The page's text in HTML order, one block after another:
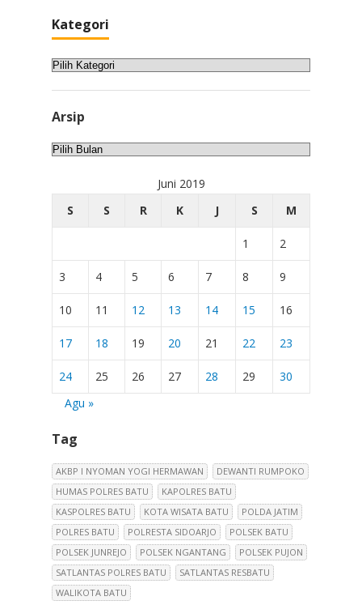
Kategori
Kategori
Arsip
Arsip
Juni 2019
S
S R K J S M
1 2
3 4 5 6 7 8 9
10 11 12 13 14 15 16
17 18 19 20 21 22 23
24 25 26 27 28 29
30
Agu »
Tag
AKBP I NYOMAN YOGI HERMAWAN
DEWANTI RUMPOKO
HUMAS POLRES BATU
KAPOLRES BATU
KASPOLRES BATU
KOTA WISATA BATU
POLDA JATIM
POLRES BATU
POLRESTA SIDOARJO
POLSEK BATU
POLSEK JUNREJO
POLSEK NGANTANG
POLSEK PUJON
SATLANTAS POLRES BATU
SATLANTAS RESBATU
WALIKOTA BATU